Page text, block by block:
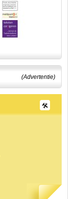
(Advertentie)